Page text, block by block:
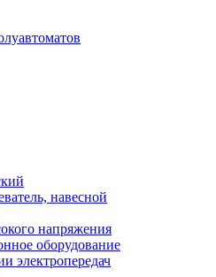
навесной
напряжения
оборудование
электропередач